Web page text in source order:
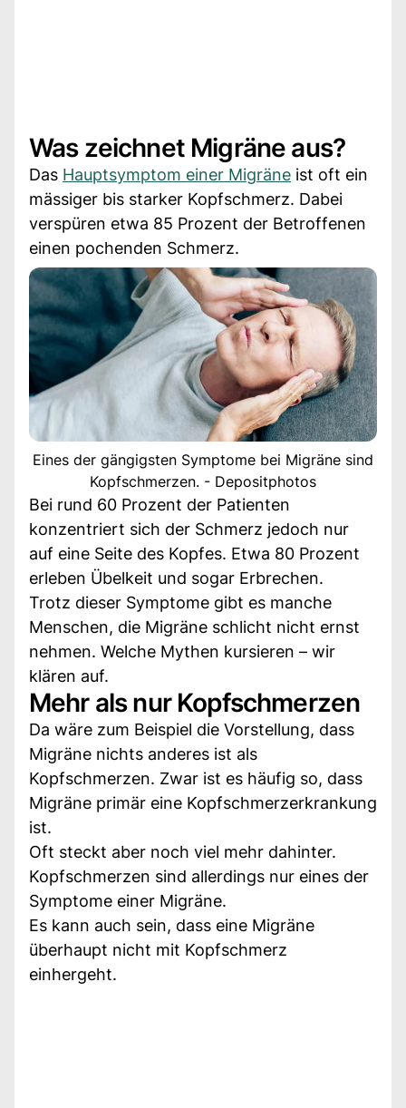
Was zeichnet Migräne aus?
Das Hauptsymptom einer Migräne ist oft ein
mässiger bis starker Kopfschmerz. Dabei
verspüren etwa 85 Prozent der Betroffenen
einen pochenden Schmerz.
Eines der gängigsten Symptome bei Migräne sind
Kopfschmerzen. - Depositphotos
Bei rund 60 Prozent der Patienten
konzentriert sich der Schmerz jedoch nur
auf eine Seite des Kopfes. Etwa 80 Prozent
erleben Übelkeit und sogar Erbrechen.
Trotz dieser Symptome gibt es manche
Menschen, die Migräne schlicht nicht ernst
nehmen. Welche Mythen kursieren – wir
klären auf.
Mehr als nur Kopfschmerzen
Da wäre zum Beispiel die Vorstellung, dass
Migräne nichts anderes ist als
Kopfschmerzen. Zwar ist es häufig so, dass
Migräne primär eine Kopfschmerzerkrankung
ist.
Oft steckt aber noch viel mehr dahinter.
Kopfschmerzen sind allerdings nur eines der
Symptome einer Migräne.
Es kann auch sein, dass eine Migräne
überhaupt nicht mit Kopfschmerz
einhergeht.